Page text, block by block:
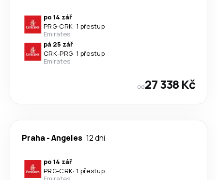
po 14 zář
PRG-CRK· 1 přestup
Emirates
pá 25 zář
CRK-PRG· 1 přestup
Emirates
od27 338 Kč
Praha-Angeles 12 dni
po 14 zář
PRG-CRK· 1 přestup